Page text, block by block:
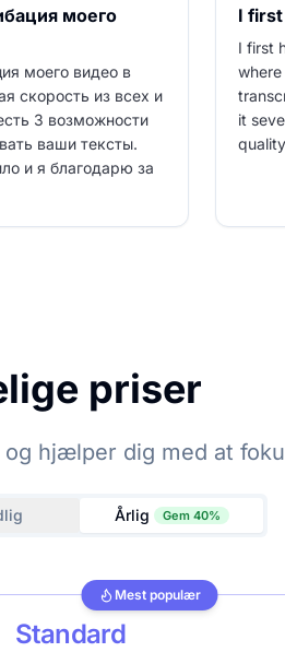
моего
моего видео в
скорость из всех и
3 возможности
ваши тексты.
и я благодарю за
I
I first
it
priser
hjælper dig med at
Årlig Gem 40%
Mest populær
Standard